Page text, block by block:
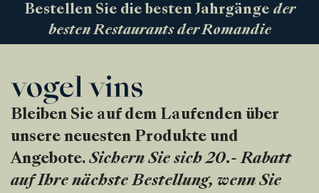
Bestellen Sie die besten Jahrgänge der
besten Restaurants der Romandie
Bleiben Sie auf dem Laufenden über
unsere neuesten Produkte und
Angebote. Sichern Sie sich 20.- Rabatt
auf Ihre nächste Bestellung, wenn Sie